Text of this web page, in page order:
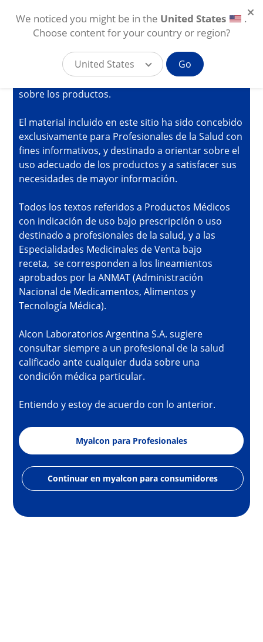
IMPORTANTE
Usted está ingresando al sitio exclusivo de
Myalcon para el profesional de la salud visual, en
donde se incluye información de caracter técnico
sobre los productos.
El material incluido en este sitio ha sido concebido
exclusivamente para Profesionales de la Salud con
fines informativos, y destinado a orientar sobre el
uso adecuado de los productos y a satisfacer sus
necesidades de mayor información.
Todos los textos referidos a Productos Médicos
con indicación de uso bajo prescripción o uso
destinado a profesionales de la salud, y a las
Especialidades Medicinales de Venta bajo
receta, se corresponden a los lineamientos
aprobados por la ANMAT (Administración
Nacional de Medicamentos, Alimentos y
Tecnología Médica).
Alcon Laboratorios Argentina S.A. sugiere
consultar siempre a un profesional de la salud
calificado ante cualquier duda sobre una
condición médica particular.
Entiendo y estoy de acuerdo con lo anterior.
Myalcon para Profesionales
Continuar en myalcon para consumidores
Pasar al contenido principal
We noticed you might be in the United States
.
Choose content for your country or region?
United States Go